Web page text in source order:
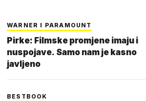
WARNER I PARAMOUNT
Pirke: Filmske promjene imaju i
nuspojave. Samo nam je kasno
javljeno
BESTBOOK